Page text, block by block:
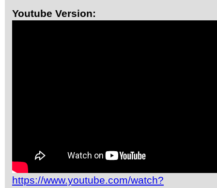
Youtube Version:
https://www.youtube.com/watch?